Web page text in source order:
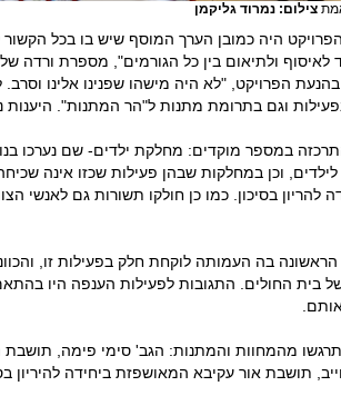
צילום: נמרוד גליקמן
היה כמובן הערך המוסף שיש בו בכל הקשור
לאיסוף ולתיאום בין כל הגורמים", מספרת ורדה
הפרויקט, "לא היה מישהו שפנינו אלינו
וגם בתרומת מתנות ל"הר המתנות". היענות
במספר מוקדים: מחלקת ילדים- שם נערכו
לילדים, וכן במחלקות שבהן פעילות שכזו אינה
להריון בסיכון. כמו כן חולקו תשורות גם לאנשי
הראשונה בה העמותה לוקחת חלק בפעילות זו,
בית החולים. התגובות לפעילות הענפה היו
מהמחוות והמתנות: הגב' סימי פימה,
תושבת אור עקיבא המאושפזת ביחידה להיריון